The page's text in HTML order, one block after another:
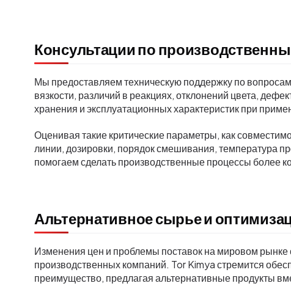
Консультации по
Мы предоставляем техническую поддержку по
вязкости, различий в реакциях, отклонений цвета,
хранения и эксплуатационных характеристик при
Оценивая такие критические параметры, как
линии, дозировки, порядок смешивания, температура
помогаем сделать производственные процессы
Альтернативное сырье и
Изменения цен и проблемы поставок на мировом рынке
производственных компаний. Tor Kimya стремится
преимущество, предлагая альтернативные продукты